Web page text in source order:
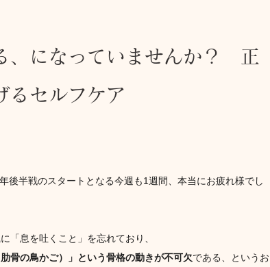
、になっていませんか？　正
るセルフケア
後半戦のスタートとなる今週も1週間、本当にお疲れ様でし
「息を吐くこと」を忘れており、
骨の鳥かご）」という骨格の動きが不可欠である、というお